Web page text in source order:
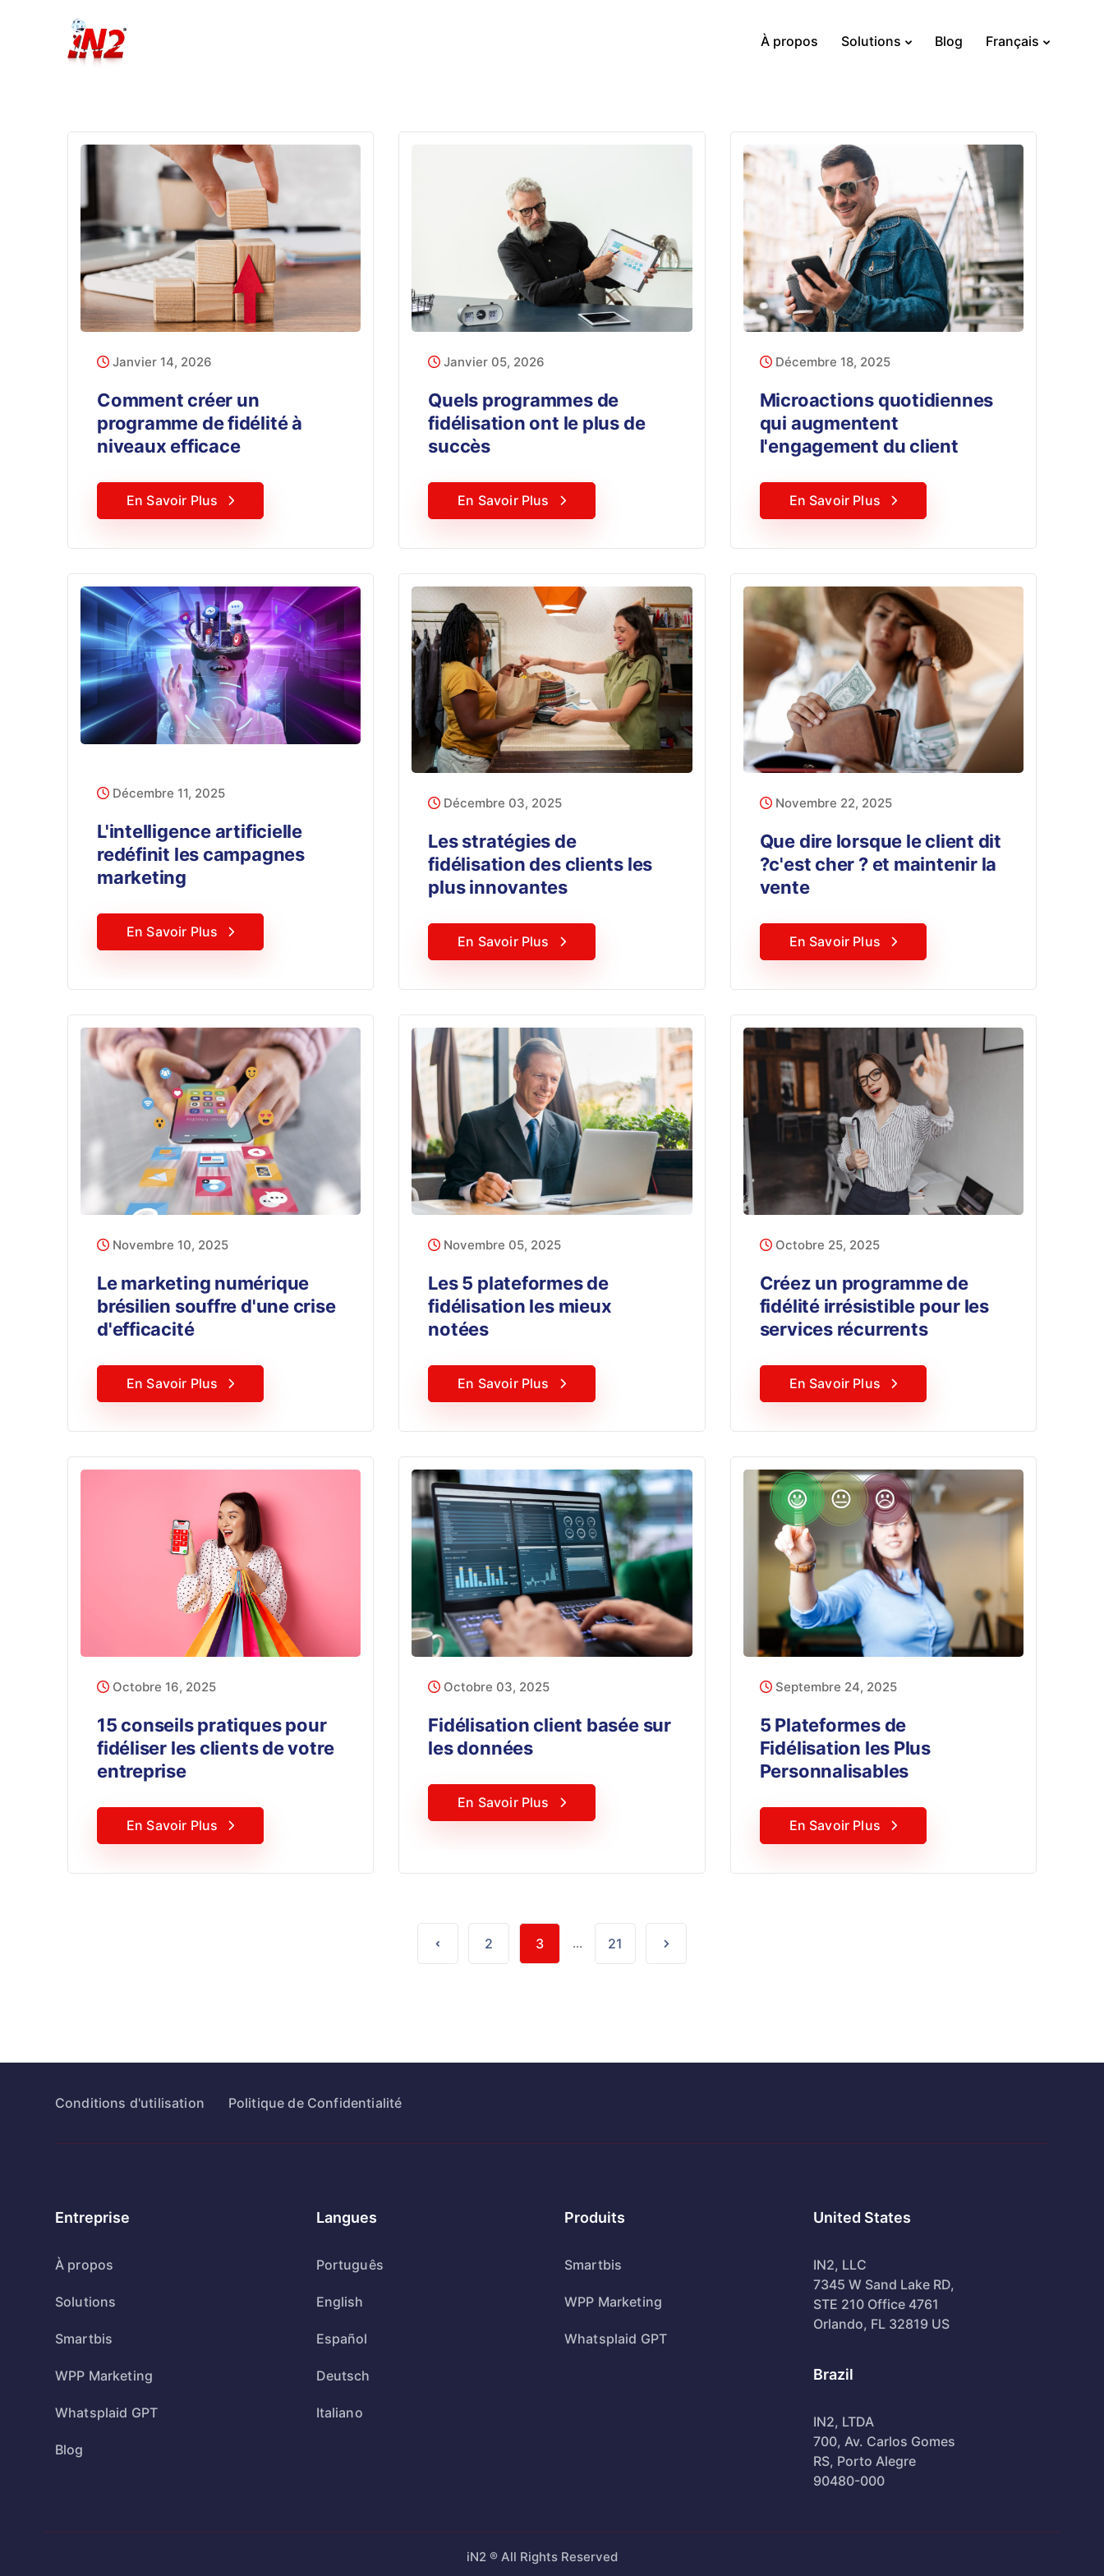
À propos Solutions Blog Français
Janvier 14, 2026
Comment créer un
programme de fidélité à
niveaux efficace
En Savoir Plus
Janvier 05, 2026
Quels programmes de
fidélisation ont le plus de
succès
En Savoir Plus
Décembre 18, 2025
Microactions quotidiennes
qui augmentent
l'engagement du client
En Savoir Plus
Décembre 11, 2025
L'intelligence artificielle
redéfinit les campagnes
marketing
En Savoir Plus
Décembre 03, 2025
Les stratégies de
fidélisation des clients les
plus innovantes
En Savoir Plus
Novembre 22, 2025
Que dire lorsque le client dit
?c'est cher ? et maintenir la
vente
En Savoir Plus
Novembre 10, 2025
Le marketing numérique
brésilien souffre d'une crise
d'efficacité
En Savoir Plus
Novembre 05, 2025
Les 5 plateformes de
fidélisation les mieux
notées
En Savoir Plus
Octobre 25, 2025
Créez un programme de
fidélité irrésistible pour les
services récurrents
En Savoir Plus
Octobre 16, 2025
15 conseils pratiques pour
fidéliser les clients de votre
entreprise
En Savoir Plus
Octobre 03, 2025
Fidélisation client basée sur
les données
En Savoir Plus
Septembre 24, 2025
5 Plateformes de
Fidélisation les Plus
Personnalisables
En Savoir Plus
2 3 ... 21
Conditions d'utilisation Politique de Confidentialité
Entreprise
À propos
Solutions
Smartbis
WPP Marketing
Whatsplaid GPT
Blog
Langues
Português
English
Español
Deutsch
Italiano
Produits
Smartbis
WPP Marketing
Whatsplaid GPT
United States
IN2, LLC
7345 W Sand Lake RD,
STE 210 Office 4761
Orlando, FL 32819 US
Brazil
IN2, LTDA
700, Av. Carlos Gomes
RS, Porto Alegre
90480-000
iN2 ® All Rights Reserved